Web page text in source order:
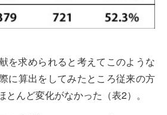
を求められると考えてこのような
に算出をしてみたところ従来の方
んど変化がなかった（表2）。